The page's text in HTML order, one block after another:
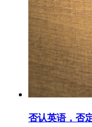
否认英语，否